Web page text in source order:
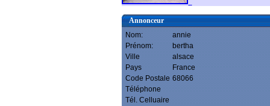
Annonceur
Nom:
annie
Prénom:
bertha
Ville
alsace
Pays
France
Code Postale 68066
Téléphone
Tél. Celluaire